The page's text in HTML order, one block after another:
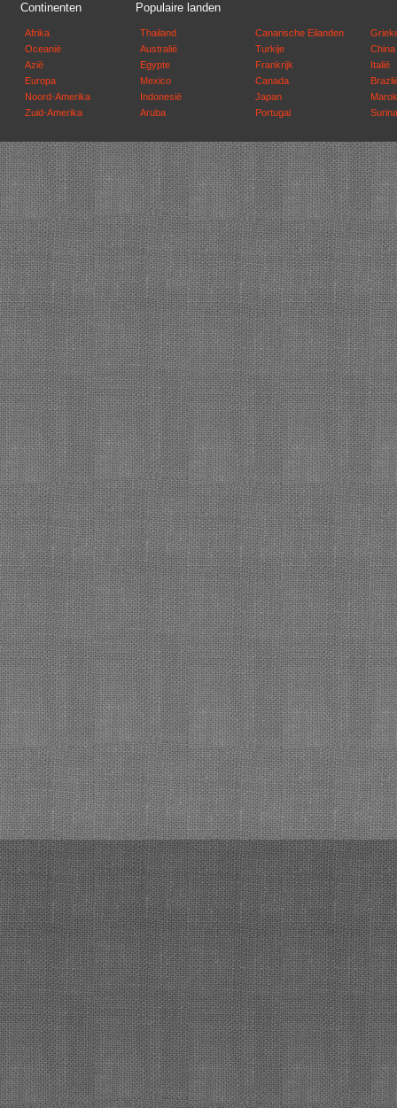
Continenten
Afrika
Oceanië
Azië
Europa
Noord-Amerika
Zuid-Amerika
Populaire landen
Thailand
Australië
Egypte
Mexico
Indonesië
Aruba
Canarische Eilanden
Turkije
Frankrijk
Canada
Japan
Portugal
China
Italië